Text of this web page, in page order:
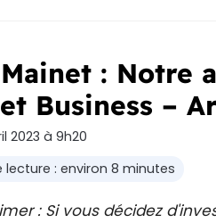
: Notre
Business –
2023 à 9h20
lecture : environ 8 minutes
: Si vous décidez